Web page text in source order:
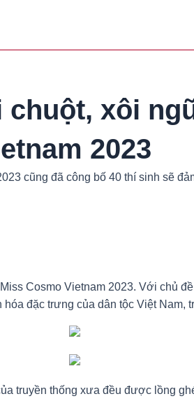
xôi
2023
cũng đã công bố 40 thí sinh sẽ
Cosmo Vietnam 2023. Với chủ
đặc trưng của dân tộc Việt Nam,
truyền thống xưa đều được lồng